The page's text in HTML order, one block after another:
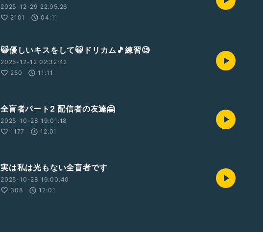
2025-12-29 22:05:26
2101
04:11
😺優しいキスをして😺ドリカム🎵練習🧐
2025-12-12 02:32:42
250
11:11
全盲者パート2 配信者の友達🤗
2025-10-28 19:01:18
1177
12:01
実は私は光もない全盲者です
2025-10-28 19:00:40
308
12:01